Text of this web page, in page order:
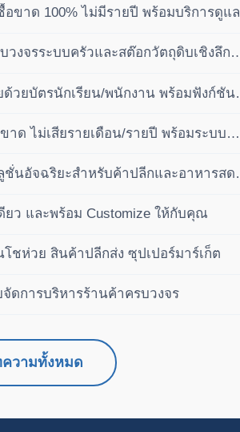
ขาด 100% ไม่มีรายปี พร้อมบริการดูแล
งจรระบบครัวและสต๊อกวัตถุดิบเชิงลึก
ด้วยบัตรนักเรียน/พนักงาน พร้อมฟังก์ชัน
าด ไม่เสียรายเดือน/รายปี พร้อมระบบ
ชั่นอัจฉริยะสำหรับค้าปลีกและอาหารสด
ยว และพร้อม Customize ให้กับคุณ
โชห่วย สินค้าปลีกส่ง ซุปเปอร์มาร์เก็ต
จัดการบริหารร้านค้าครบวงจร
ความทั้งหมด